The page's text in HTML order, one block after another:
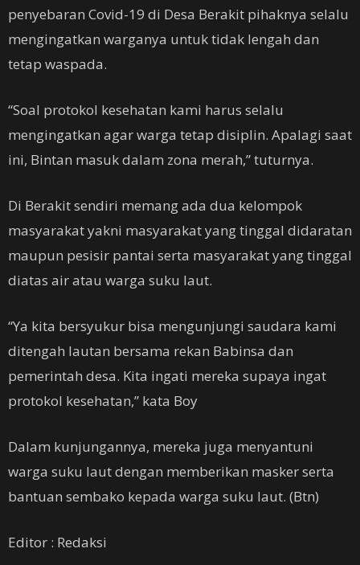
penyebaran Covid-19 di Desa Berakit pihaknya selalu
mengingatkan warganya untuk tidak lengah dan
tetap waspada.
“Soal protokol kesehatan kami harus selalu
mengingatkan agar warga tetap disiplin. Apalagi saat
ini, Bintan masuk dalam zona merah,” tuturnya.
Di Berakit sendiri memang ada dua kelompok
masyarakat yakni masyarakat yang tinggal didaratan
maupun pesisir pantai serta masyarakat yang tinggal
diatas air atau warga suku laut.
“Ya kita bersyukur bisa mengunjungi saudara kami
ditengah lautan bersama rekan Babinsa dan
pemerintah desa. Kita ingati mereka supaya ingat
protokol kesehatan,” kata Boy
Dalam kunjungannya, mereka juga menyantuni
warga suku laut dengan memberikan masker serta
bantuan sembako kepada warga suku laut. (Btn)
Editor : Redaksi